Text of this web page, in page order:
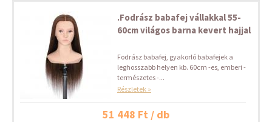
.Fodrász babafej vállakkal 55-
60cm világos barna kevert hajjal
Fodrász babafej, gyakorló babafejek a
leghosszabb helyen kb. 60cm -es, emberi -
természetes -...
Részletek »
51 448 Ft / db